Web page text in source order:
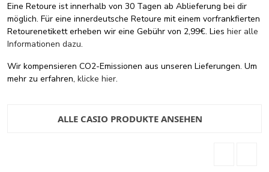
Eine Retoure ist innerhalb von 30 Tagen ab Ablieferung bei dir
möglich. Für eine innerdeutsche Retoure mit einem vorfrankfierten
Retourenetikett erheben wir eine Gebühr von 2,99€. Lies hier alle
Informationen dazu.
Wir kompensieren CO2-Emissionen aus unseren Lieferungen. Um
mehr zu erfahren, klicke hier.
ALLE CASIO PRODUKTE ANSEHEN